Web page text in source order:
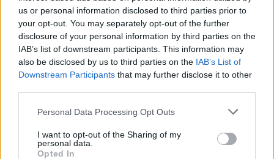
us or personal information disclosed to third parties prior to
your opt-out. You may separately opt-out of the further
disclosure of your personal information by third parties on the
IAB’s list of downstream participants. This information may
also be disclosed by us to third parties on the IAB’s List of
Downstream Participants that may further disclose it to other
Personal Data Processing Opt Outs
I want to opt-out of the Sharing of my
personal data.
Opted In
da “nortada” como apoio, porque sem vento não há
kitesurf.
A presença da Nortada vai mais uma vez, alem da
competição. O que queremos é fazer parte deste
movimento que promove o encontro entre atletas,
visitantes e a comunidade local. Que a marca Nortada
esteja presente de uma forma natural e quase obvia,
Esposende com o vento e o mar, refere o CEO da
Nortada.
em iniciativa europeia
Publicado 1 dia atrás
Por Ígor Lopes
Vencedores serão anunciados no “Innovation in Politics
Congressos do Estoril.